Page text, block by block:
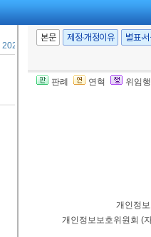
9. 23., 일부개정]
본문 제정·개정이유 별표·
판례 연혁 위임
개인정
개인정보보호위원회 (